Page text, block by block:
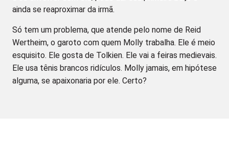
ainda se reaproximar da irmã.
Só tem um problema, que atende pelo nome de Reid
Wertheim, o garoto com quem Molly trabalha. Ele é meio
esquisito. Ele gosta de Tolkien. Ele vai a feiras medievais.
Ele usa tênis brancos ridículos. Molly jamais, em hipótese
alguma, se apaixonaria por ele. Certo?